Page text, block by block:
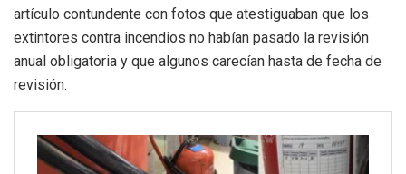
artículo contundente con fotos que atestiguaban que los
extintores contra incendios no habían pasado la revisión
anual obligatoria y que algunos carecían hasta de fecha de
revisión.